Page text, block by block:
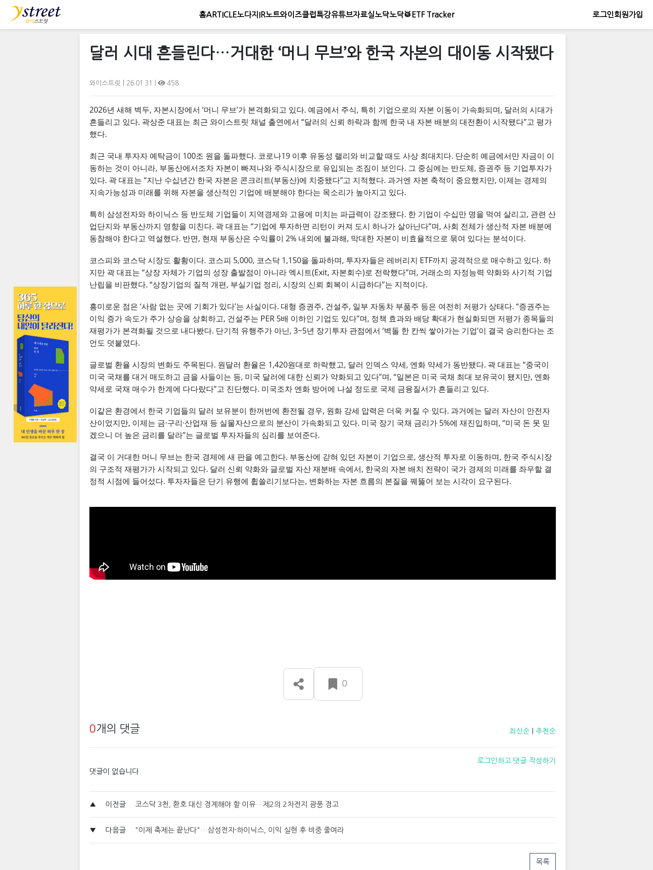
홈ARTICLE노다지IR노트와이즈클럽 특강유튜브자료실노닥노닥🥁 ETF Tracker 로그인회원가입
달러 시대 흔들린다…거대한 ‘머니 무브’와 한국 자본의 대이동 시작됐다
와이스트릿 | 26.01.31 | 458
2026년 새해 벽두, 자본시장에서 ‘머니 무브’가 본격화되고 있다. 예금에서 주식, 특히 기업으로의 자본 이동이 가속화되며, 달러의 시대가
흔들리고 있다. 곽상준 대표는 최근 와이스트릿 채널 출연에서 “달러의 신뢰 하락과 함께 한국 내 자본 배분의 대전환이 시작됐다”고 평가
했다.
최근 국내 투자자 예탁금이 100조 원을 돌파했다. 코로나19 이후 유동성 랠리와 비교할 때도 사상 최대치다. 단순히 예금에서만 자금이 이
동하는 것이 아니라, 부동산에서조차 자본이 빠져나와 주식시장으로 유입되는 조짐이 보인다. 그 중심에는 반도체, 증권주 등 기업투자가
있다. 곽 대표는 “지난 수십년간 한국 자본은 콘크리트(부동산)에 치중됐다”고 지적했다. 과거엔 자본 축적이 중요했지만, 이제는 경제의
지속가능성과 미래를 위해 자본을 생산적인 기업에 배분해야 한다는 목소리가 높아지고 있다.
특히 삼성전자와 하이닉스 등 반도체 기업들이 지역경제와 고용에 미치는 파급력이 강조됐다. 한 기업이 수십만 명을 먹여 살리고, 관련 산
업단지와 부동산까지 영향을 미친다. 곽 대표는 “기업에 투자하면 리턴이 커져 도시 하나가 살아난다”며, 사회 전체가 생산적 자본 배분에
동참해야 한다고 역설했다. 반면, 현재 부동산은 수익률이 2% 내외에 불과해, 막대한 자본이 비효율적으로 묶여 있다는 분석이다.
코스피와 코스닥 시장도 활황이다. 코스피 5,000, 코스닥 1,150을 돌파하며, 투자자들은 레버리지 ETF까지 공격적으로 매수하고 있다. 하
지만 곽 대표는 “상장 자체가 기업의 성장 출발점이 아니라 엑시트(Exit, 자본회수)로 전락했다”며, 거래소의 자정능력 약화와 사기적 기업
난립을 비판했다. “상장기업의 질적 개편, 부실기업 정리, 시장의 신뢰 회복이 시급하다”는 지적이다.
흥미로운 점은 ‘사람 없는 곳에 기회가 있다’는 사실이다. 대형 증권주, 건설주, 일부 자동차 부품주 등은 여전히 저평가 상태다. “증권주는
이익 증가 속도가 주가 상승을 상회하고, 건설주는 PER 5배 이하인 기업도 있다”며, 정책 효과와 배당 확대가 현실화되면 저평가 종목들의
재평가가 본격화될 것으로 내다봤다. 단기적 유행주가 아닌, 3~5년 장기투자 관점에서 ‘벽돌 한 칸씩 쌓아가는 기업’이 결국 승리한다는 조
언도 덧붙였다.
글로벌 환율 시장의 변화도 주목된다. 원달러 환율은 1,420원대로 하락했고, 달러 인덱스 약세, 엔화 약세가 동반됐다. 곽 대표는 “중국이
미국 국채를 대거 매도하고 금을 사들이는 등, 미국 달러에 대한 신뢰가 약화되고 있다”며, “일본은 미국 국채 최대 보유국이 됐지만, 엔화
약세로 국채 매수가 한계에 다다랐다”고 진단했다. 미국조차 엔화 방어에 나설 정도로 국제 금융질서가 흔들리고 있다.
이같은 환경에서 한국 기업들의 달러 보유분이 한꺼번에 환전될 경우, 원화 강세 압력은 더욱 커질 수 있다. 과거에는 달러 자산이 안전자
산이었지만, 이제는 금·구리·산업재 등 실물자산으로의 분산이 가속화되고 있다. 미국 장기 국채 금리가 5%에 재진입하며, “미국 돈 못 믿
겠으니 더 높은 금리를 달라”는 글로벌 투자자들의 심리를 보여준다.
결국 이 거대한 머니 무브는 한국 경제에 새 판을 예고한다. 부동산에 갇혀 있던 자본이 기업으로, 생산적 투자로 이동하며, 한국 주식시장
의 구조적 재평가가 시작되고 있다. 달러 신뢰 약화와 글로벌 자산 재분배 속에서, 한국의 자본 배치 전략이 국가 경제의 미래를 좌우할 결
정적 시점에 들어섰다. 투자자들은 단기 유행에 휩쓸리기보다는, 변화하는 자본 흐름의 본질을 꿰뚫어 보는 시각이 요구된다.
0
0개의 댓글 최신순 추천순
로그인하고 댓글 작성하기
댓글이 없습니다.
▲ 이전글 코스닥 3천, 환호 대신 경계해야 할 이유…제2의 2차전지 광풍 경고
▼ 다음글 "이제 축제는 끝난다"…삼성전자·하이닉스, 이익 실현 후 비중 줄여라
목록